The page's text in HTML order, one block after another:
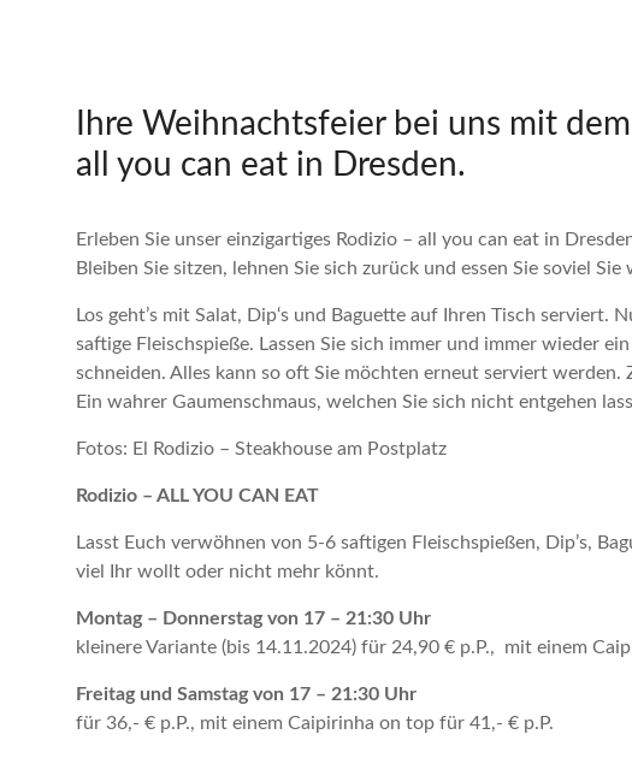
Ihre Weihnachtsfeier bei uns mit
all you can eat in Dresden.
Erleben Sie unser einzigartiges Rodizio – all you can eat in
Bleiben Sie sitzen, lehnen Sie sich zurück und essen Sie soviel
Los geht’s mit Salat, Dip‘s und Baguette auf Ihren Tisch serviert.
saftige Fleischspieße. Lassen Sie sich immer und immer wieder
schneiden. Alles kann so oft Sie möchten erneut serviert werden.
Ein wahrer Gaumenschmaus, welchen Sie sich nicht entgehen
Fotos: El Rodizio – Steakhouse am Postplatz
Rodizio – ALL YOU CAN EAT
Lasst Euch verwöhnen von 5-6 saftigen Fleischspießen, Dip’s,
viel Ihr wollt oder nicht mehr könnt.
Montag – Donnerstag von 17 – 21:30 Uhr
kleinere Variante (bis 14.11.2024) für 24,90 € p.P., mit einem
Freitag und Samstag von 17 – 21:30 Uhr
für 36,- € p.P., mit einem Caipirinha on top für 41,- € p.P.